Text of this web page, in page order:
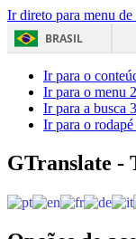
Ir direto para menu de
BRASIL
Ir para o
Ir para o menu 2
Ir para a busca 3
Ir para o rodapé
GTranslate -